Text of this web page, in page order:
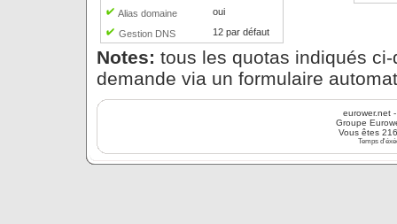
Alias domaine oui
Gestion DNS 12 par défaut
Notes: tous les quotas indiqués
demande via un formulaire
eurower.net
Groupe
Vous êtes
Temps